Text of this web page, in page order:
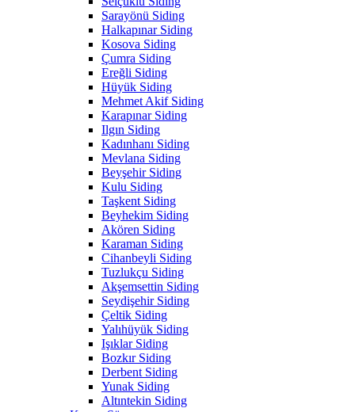
Sarayönü Siding
Halkapınar Siding
Kosova Siding
Çumra Siding
Ereğli Siding
Hüyük Siding
Mehmet Akif Siding
Karapınar Siding
Ilgın Siding
Kadınhanı Siding
Mevlana Siding
Beyşehir Siding
Kulu Siding
Taşkent Siding
Beyhekim Siding
Akören Siding
Karaman Siding
Cihanbeyli Siding
Tuzlukçu Siding
Akşemsettin Siding
Seydişehir Siding
Çeltik Siding
Yalıhüyük Siding
Işıklar Siding
Bozkır Siding
Derbent Siding
Yunak Siding
Altıntekin Siding